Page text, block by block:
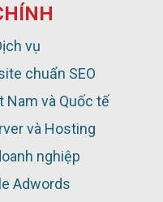
vụ
chuẩn SEO
Nam và Quốc tế
và Hosting
nghiệp
Adwords